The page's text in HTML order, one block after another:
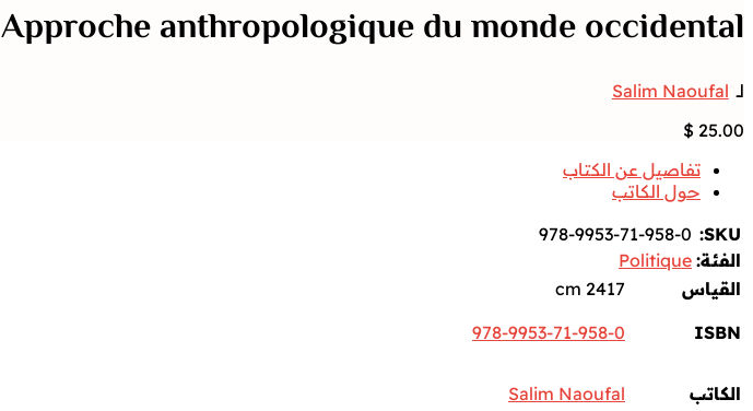
Approche anthropologique du monde occidental
لــ Salim Naoufal
$ 25.00
تفاصيل عن الكتاب
حول الكاتب
SKU:
978-9953-71-958-0
الفئة: Politique
القياس
2417 cm
ISBN
978-9953-71-958-0
الكاتب Salim Naoufal